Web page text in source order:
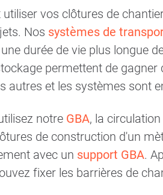
vos clôtures de
Nos systèmes de
durée de vie plus longue
permettent de gagner
autres et les systèmes sont
notre GBA, la
de construction d'un
avec un support GBA.
fixer les barrières de